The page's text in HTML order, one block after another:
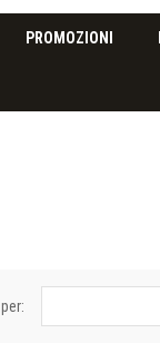
PROMOZIONI